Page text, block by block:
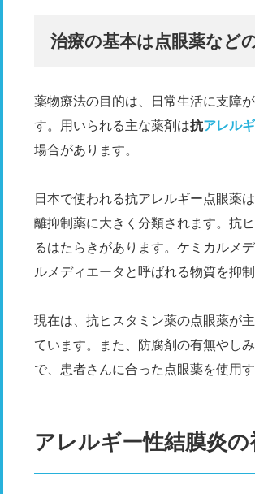
治療の基本は点眼薬など
薬物療法の目的は、日常生活に支障が
す。用いられる主な薬剤は抗アレル
場合があります。
日本で使われる抗アレルギー点眼薬
離抑制薬に大きく分類されます。抗
るはたらきがあります。ケミカルメ
ルメディエータと呼ばれる物質を抑
現在は、抗ヒスタミン薬の点眼薬が
ています。また、防腐剤の有無やし
で、患者さんに合った点眼薬を使用
アレルギー性結膜炎